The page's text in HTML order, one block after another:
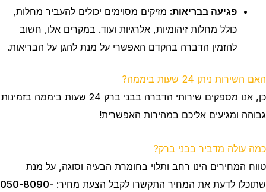
פגיעה בבריאות: מזיקים מסוימים יכולים להעביר מחלות,
כולל מחלות זיהומיות, אלרגיות ועוד. במקרים אלו, חשוב
להזמין הדברה בהקדם האפשרי על מנת להגן על הבריאות.
האם השירות ניתן 24 שעות ביממה?
כן, אנו מספקים שירותי הדברה בבני ברק
24 שעות ביממה בזמינות
גבוהה ומגיעים אליכם במהירות האפשרית!
כמה עולה מדביר בבני ברק?
טווח המחירים הינו רחב ותלוי בחומרת הבעיה וסוגה, על מנת
שתוכלו לדעת את המחיר התקשרו לקבל הצעת מחיר: 050-8090-